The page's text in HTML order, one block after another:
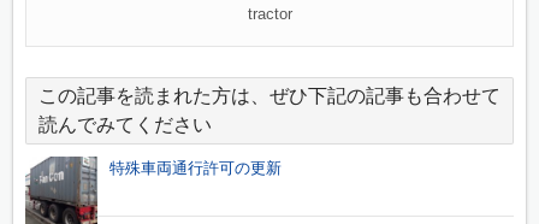
tractor
この記事を読まれた方は、ぜひ下記の記事も合わせて
読んでみてください
特殊車両通行許可の更新